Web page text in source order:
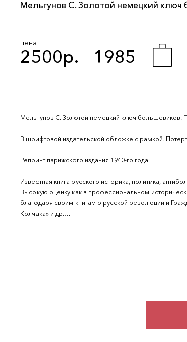
Мельгунов С. Золотой немецкий
цена
2500р. 1985
Мельгунов С. Золотой немецкий ключ большевиков.
В шрифтовой издательской обложке с рамкой.
Репринт парижского издания 1940-го года.
Известная книга русского историка, политика,
Высокую оценку как в профессиональном
благодаря своим книгам о русской революции и
Колчака» и др.